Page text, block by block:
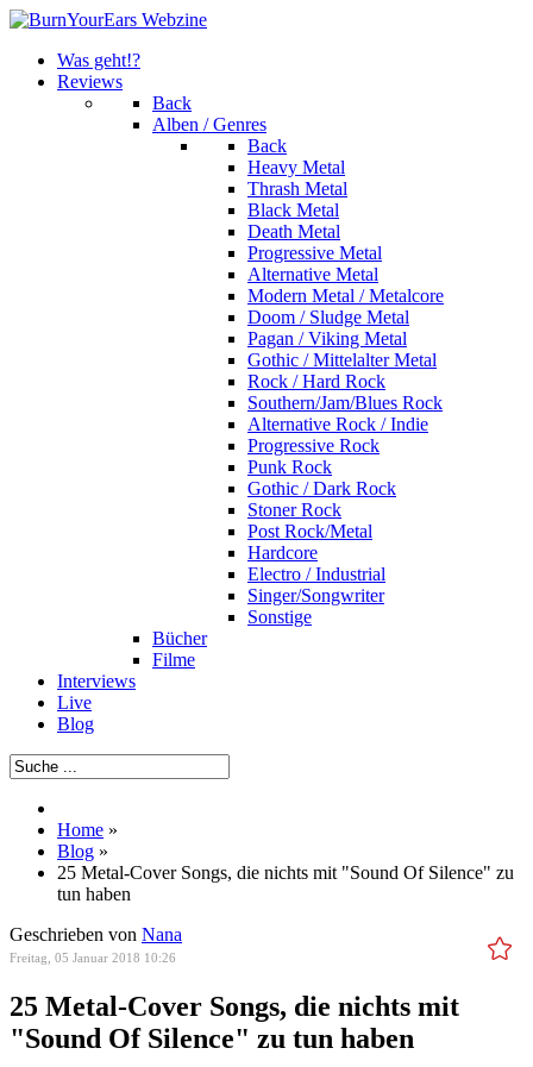
Was geht!?
Reviews
Back
Alben / Genres
Back
Heavy Metal
Thrash Metal
Black Metal
Death Metal
Progressive Metal
Alternative Metal
Modern Metal / Metalcore
Doom / Sludge Metal
Pagan / Viking Metal
Gothic / Mittelalter Metal
Rock / Hard Rock
Southern/Jam/Blues Rock
Alternative Rock / Indie
Progressive Rock
Punk Rock
Gothic / Dark Rock
Stoner Rock
Post Rock/Metal
Hardcore
Electro / Industrial
Singer/Songwriter
Sonstige
Bücher
Filme
Interviews
Live
Blog
Home »
Blog »
25 Metal-Cover Songs, die nichts mit "Sound Of Silence" zu
tun haben
Geschrieben von Nana
Freitag, 05 Januar 2018 10:26
25 Metal-Cover Songs, die nichts mit
"Sound Of Silence" zu tun haben